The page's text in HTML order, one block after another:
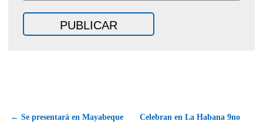
← Se presentará en Mayabeque
Celebran en La Habana 9no